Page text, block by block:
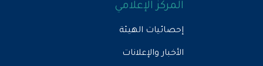
المركز الإعلامي
إحصائيات الهيئة
الأخبار والإعلانات